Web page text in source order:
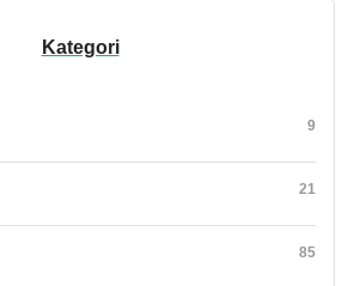
Kategori
9
21
85